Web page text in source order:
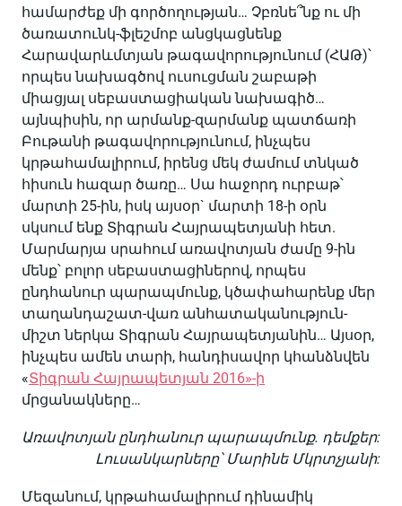
համարժեք մի գործողության… Չբռնե՞նք ու մի
ծառատունկ-ֆլեշմոբ անցկացնենք
Հարավարևմտյան թագավորությունում (ՀԱԹ)՝
որպես նախագծով ուսուցման շաբաթի
միացյալ սեբաստացիական նախագիծ…
այնպիսին, որ արմանք-զարմանք պատճառի
Բութանի թագավորությունում, ինչպես
կրթահամալիրում, իրենց մեկ ժամում տնկած
հիսուն հազար ծառը… Սա հաջորդ ուրբաթ՝
մարտի 25-ին, իսկ այսօր` մարտի 18-ի օրն
սկսում ենք Տիգրան Հայրապետյանի հետ.
Մարմարյա սրահում առավոտյան ժամը 9-ին
մենք՝ բոլոր սեբաստացիներով, որպես
ընդհանուր պարապմունք, կծափահարենք մեր
տաղանդաշատ-վառ անհատականություն-
միշտ ներկա Տիգրան Հայրապետյանին… Այսօր,
ինչպես ամեն տարի, հանդիսավոր կհանձնվեն
«Տիգրան Հայրապետյան 2016»-ի
մրցանակները…
Առավոտյան ընդհանուր պարապմունք. դեմքեր:
Լուսանկարները՝ Մարինե Մկրտչյանի:
Մեզանում, կրթահամալիրում դինամիկ